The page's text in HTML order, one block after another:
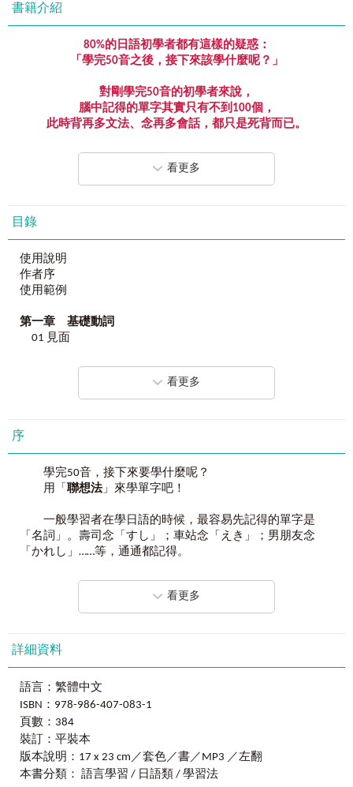
書籍介紹
80%的日語初學者都有這樣的疑惑：
「學完50音之後，接下來該學什麼呢？」
對剛學完50音的初學者來說，
腦中記得的單字其實只有不到 100個，
此時背再多文法、念再多會話，都只是死背而已。
學完50音，就來背單字吧！
《學完50音就要上這7堂日文課》
學完50 音，就來背單字吧！
不要再糾結平假名與片假名的發音，也不要再練習簡單到不
行的單字了，剛學會50音的你，需要的是更實用、更進階的
日語學習課程。
「單字」是所有語言的根本，用「單字」來學日文吧！
如果單字沒學好，就算背再多文法、念再多會話，都沒辦法
要學，就要學最實用的！全書將單字分成7大章節，包含基礎
動詞、生活常用的動詞或慣用語……等76個主題，並根據主題
收錄相關或相似的單字，讓你一次就能學到最完整的內容。
你知道和人意外相見，要用「会う」還是「遭う」呢？你知
道同樣表示「糾纏」，せがむ和ねだる的語感有什麼不同
嗎？日本人評斷你日語好壞的關鍵，就在於你是否能夠掌握
堂日文課》有最道地的會話──
想要成為日語人，光靠背單字是不行的，透過例句來熟悉單
搭配一句會話句，一次就能學好單字與會話！
透過插圖，生動描繪出單字的意思，便於讀者記憶學習，再
加上日籍老師親錄的MP3，收錄全書的單字與例句，學習更
加完整。
學完五十音你可以：
看懂50音、看著小字的拼音唸出單字。
看更多
目錄
使用說明
作者序
使用範例
第一章 基礎動詞
01 見面
07 立
第二章 身體慣用語
09 頭
11 眼
12 鼻
13 口
19 腿
20 心情、情緒、想法
第三章
自然、動物慣用語
21 水
22 油
23 風、傳聞
24 妖怪、鬼怪、魔鬼、惡魔、鬼神
25 動物
看更多
序
學完50音，接下來要學什麼呢？
用「 聯想法」來學單字吧！
一般學習者在學日語的時候，最容易先記得的單字是
「名詞」。壽司念「すし」；車站念「えき」；男朋友念
「かれし」……等，通通都記得。
那動詞跟形容詞呢？
吃壽司的「吃」要用哪個字？去車站的「去」要怎麼
對於日文初學者來說，背完50音，知道一些簡單的生活
詞、形容詞的用法，常常會需要透過查找字典來進一步理
解。但字典收錄的是字面上的解釋，看了也不知道怎麼使
用，碰到「中文是同樣的意思，但日文有不同的字彙可以使
用」，也不知道怎麼辦。
為了解決日文初學者的困擾，我規劃出這本能讓學習者
記憶所有相似字彙的學習工具書。《學完50音就要上這7堂
看更多
詳細資料
語言：繁體中文
ISBN：978-986-407-083-1
頁數：384
裝訂：平裝本
版本說明：17 x 23 cm／套色／書／MP3 ／左翻
本書分類： 語言學習 / 日語類 / 學習法